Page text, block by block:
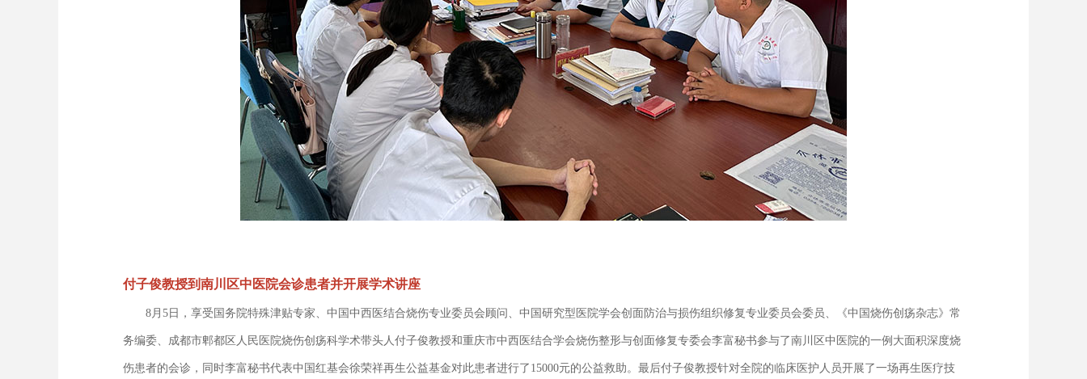
付子俊教授到南川区中医院会诊患者并开展学术讲座
8月5日，享受国务院特殊津贴专家、中国中西医结合烧伤专业委员会顾问、中国研究型医院学会创面防治与损伤组织修复专业委员会委员、《中国烧伤创疡杂志》常
务编委、成都市郫都区人民医院烧伤创疡科学术带头人付子俊教授和重庆市中西医结合学会烧伤整形与创面修复专委会李富秘书参与了南川区中医院的一例大面积深度烧
伤患者的会诊，同时李富秘书代表中国红基会徐荣祥再生公益基金对此患者进行了15000元的公益救助。最后付子俊教授针对全院的临床医护人员开展了一场再生医疗技